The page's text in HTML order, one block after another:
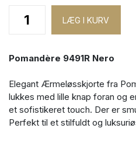
Pomandère 9491R Nero
Elegant Ærmeløsskjorte fra
lukkes med lille knap foran og
et sofistikeret touch. Der er
Perfekt til et stilfuldt og